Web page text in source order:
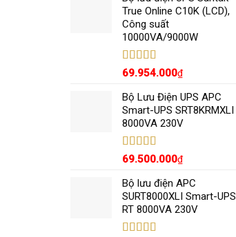
True Online C10K (LCD),
Công suất
10000VA/9000W
Được xếp
sao
69.954.000₫
Bộ Lưu Điện UPS APC
Smart-UPS SRT8KRMXLI
8000VA 230V
Được xếp
sao
69.500.000₫
Bộ lưu điện APC
SURT8000XLI Smart-UPS
RT 8000VA 230V